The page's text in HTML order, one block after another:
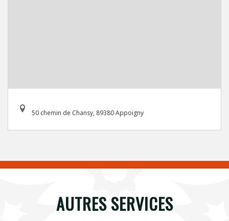
50 chemin de Chansy, 89380 Appoigny
AUTRES SERVICES